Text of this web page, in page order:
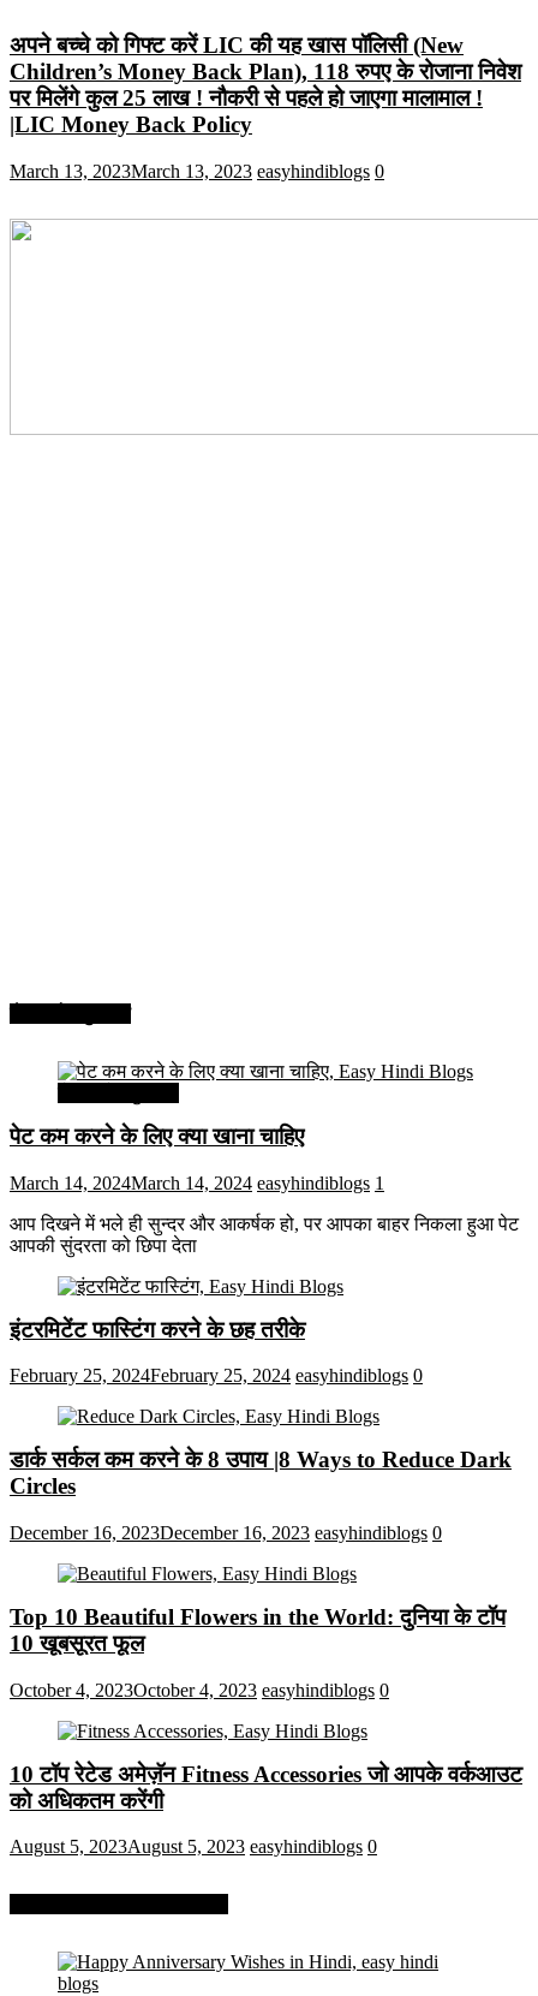
अपने बच्चे को गिफ्ट करें LIC की यह खास पॉलिसी (New
Children’s Money Back Plan), 118 रुपए के रोजाना निवेश
पर मिलेंगे कुल 25 लाख ! नौकरी से पहले हो जाएगा मालामाल !
|LIC Money Back Policy
March 13, 2023March 13, 2023 easyhindiblogs 0
पेट कम करने के लिए क्या खाना चाहिए
March 14, 2024March 14, 2024 easyhindiblogs 1
आप दिखने में भले ही सुन्दर और आकर्षक हो, पर आपका बाहर निकला हुआ पेट
आपकी सुंदरता को छिपा देता
इंटरमिटेंट फास्टिंग करने के छह तरीके
February 25, 2024February 25, 2024 easyhindiblogs 0
डार्क सर्कल कम करने के 8 उपाय |8 Ways to Reduce Dark
Circles
December 16, 2023December 16, 2023 easyhindiblogs 0
Top 10 Beautiful Flowers in the World: दुनिया के टॉप
10 खूबसूरत फूल
October 4, 2023October 4, 2023 easyhindiblogs 0
10 टॉप रेटेड अमेज़ॅन Fitness Accessories जो आपके वर्कआउट
को अधिकतम करेंगी
August 5, 2023August 5, 2023 easyhindiblogs 0